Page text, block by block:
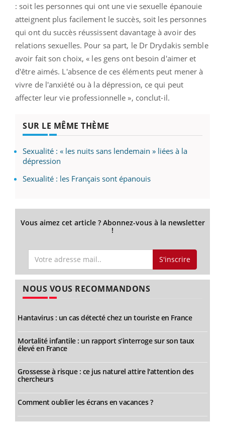
: soit les personnes qui ont une vie sexuelle épanouie
atteignent plus facilement le succès, soit les personnes
qui ont du succès réussissent davantage à avoir des
relations sexuelles. Pour sa part, le Dr Drydakis semble
avoir fait son choix, « les gens ont besoin d'aimer et
d'être aimés. L'absence de ces éléments peut mener à
vivre de l'anxiété ou à la dépression, ce qui peut
affecter leur vie professionnelle », conclut-il.
SUR LE MÊME THÈME
Sexualité : « les nuits sans lendemain » liées à la
dépression
Sexualité : les Français sont épanouis
Vous aimez cet article ? Abonnez-vous à la newsletter
!
S'inscrire
NOUS VOUS RECOMMANDONS
Hantavirus : un cas détecté chez un touriste en France
Mortalité infantile : un rapport s’interroge sur son taux
élevé en France
Grossesse à risque : ce jus naturel attire l'attention des
chercheurs
Comment oublier les écrans en vacances ?